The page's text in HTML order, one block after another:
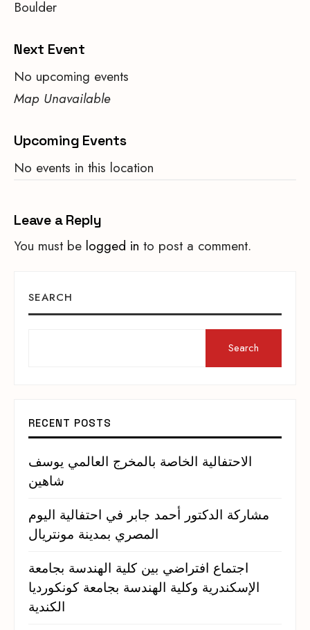
Boulder
Next Event
No upcoming events
Map Unavailable
Upcoming Events
No events in this location
Leave a Reply
You must be logged in to post a comment.
SEARCH
Search
RECENT POSTS
الاحتفالية الخاصة بالمخرج العالمي يوسف
شاهين
مشاركة الدكتور أحمد جابر في احتفالية اليوم
المصري بمدينة مونتريال
اجتماع افتراضي بين كلية الهندسة بجامعة
الإسكندرية وكلية الهندسة بجامعة كونكورديا
الكندية